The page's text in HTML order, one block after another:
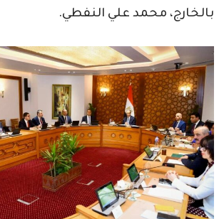
بالخارج، محمد علي النفطي.